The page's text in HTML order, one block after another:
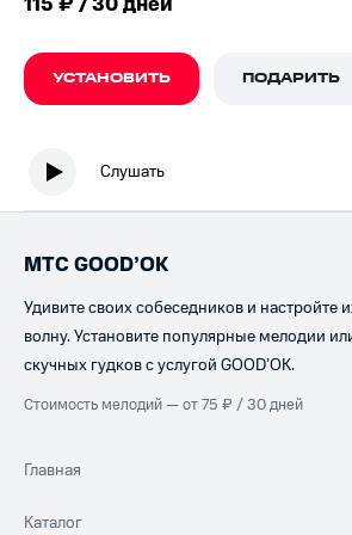
115 ₽ / 30 дней
УСТАНОВИТЬ ПОДАРИТЬ
Слушать
МТС GOOD’OK
Удивите своих собеседников и настройте
волну. Установите популярные мелодии
скучных гудков с услугой GOOD’OK.
Стоимость мелодий — от 75 ₽ / 30 дней
Главная
Каталог